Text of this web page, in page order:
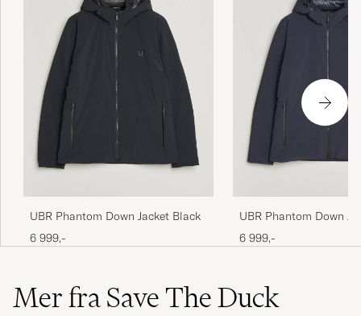
UBR Phantom Down Jacket Black
6 999,-
UBR Phantom Down
6 999,-
Mer fra Save The Duck